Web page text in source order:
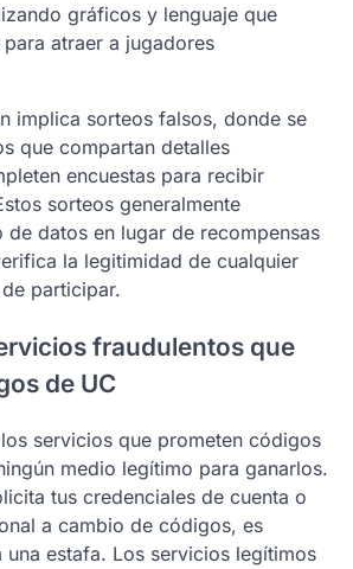
gráficos y lenguaje que
atraer a jugadores
implica sorteos falsos, donde se
que compartan detalles
encuestas para recibir
sorteos generalmente
datos en lugar de recompensas
la legitimidad de cualquier
participar.
fraudulentos que
de UC
servicios que prometen códigos
medio legítimo para ganarlos.
tus credenciales de cuenta o
a cambio de códigos, es
una estafa. Los servicios legítimos